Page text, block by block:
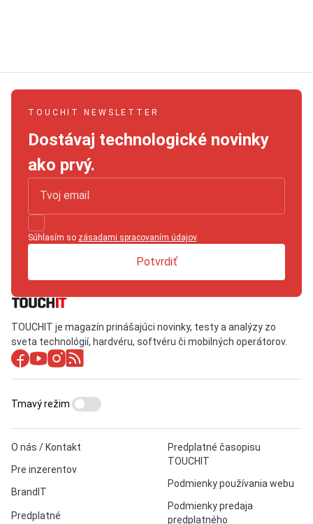
TOUCHIT NEWSLETTER
Dostávaj technologické novinky
ako prvý.
Súhlasím so zásadami spracovaním údajov.
Potvrdiť
TOUCHIT je magazín prinášajúci novinky, testy a analýzy zo
sveta technológií, hardvéru, softvéru či mobilných operátorov.
O nás / Kontakt
Pre inzerentov
BrandIT
Predplatné
Predplatné časopisu
TOUCHIT
Podmienky používania webu
Podmienky predaja
predplatného
Tmavý režim